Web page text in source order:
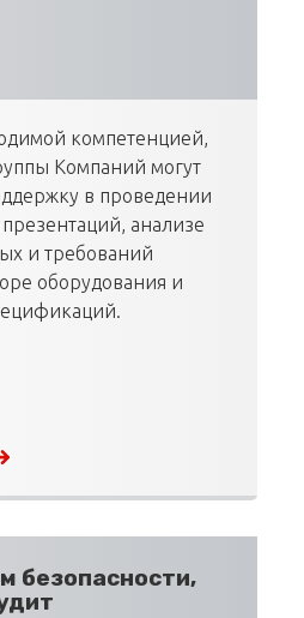
компетенцией,
Компаний могут
в проведении
анализе
и требований
оборудования и
безопасности,